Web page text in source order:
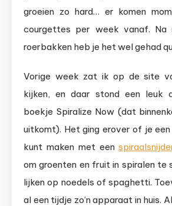
groeien zo hard… er komen
courgettes per week vanaf. Na
roerbakken heb je het wel gehad
Vorige week zat ik op de site
kijken, en daar stond een leuk
boekje Spiralize Now (dat
uitkomt). Het ging erover of je
kunt maken met een
om groenten en fruit in spiralen te
lijken op noedels of spaghetti.
al een tijdje zo’n apparaat in huis.